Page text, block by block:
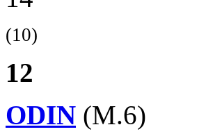
(10)
12
ODIN (M.6)